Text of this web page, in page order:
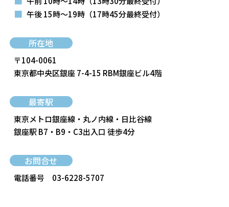
■ 午後 15時～19時 （17時45分最終受付）
所在地
〒104-0061
東京都中央区銀座 7-4-15 RBM銀座ビル4階
最寄駅
東京メトロ銀座線・丸ノ内線・日比谷線
銀座駅 B7・B9・C3出入口 徒歩4分
お問合せ
電話番号 03-6228-5707